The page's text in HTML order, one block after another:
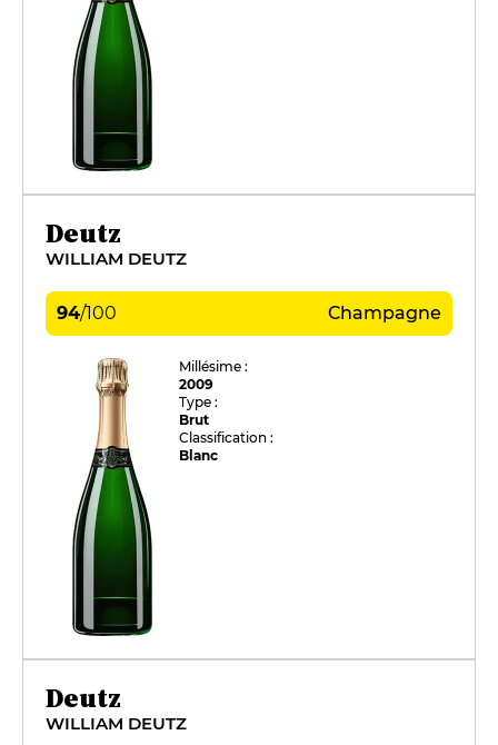
Deutz
WILLIAM DEUTZ
94/100 Champagne
Millésime :
2009
Type :
Brut
Classification :
Blanc
Deutz
WILLIAM DEUTZ